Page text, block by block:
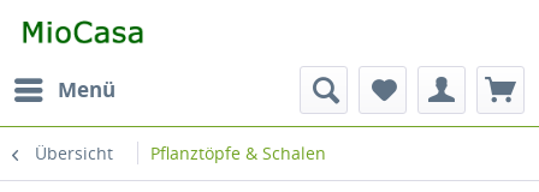
Menü
Übersicht Pflanztöpfe & Schalen